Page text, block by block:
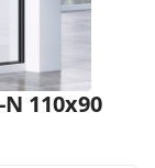
110x90